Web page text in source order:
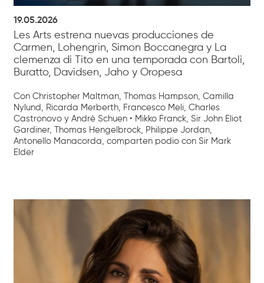
19.05.2026
Les Arts estrena nuevas producciones de
Carmen, Lohengrin, Simon Boccanegra y La
clemenza di Tito en una temporada con Bartoli,
Buratto, Davidsen, Jaho y Oropesa
Con Christopher Maltman, Thomas Hampson, Camilla
Nylund, Ricarda Merberth, Francesco Meli, Charles
Castronovo y Andrè Schuen • Mikko Franck, Sir John Eliot
Gardiner, Thomas Hengelbrock, Philippe Jordan,
Antonello Manacorda, comparten podio con Sir Mark
Elder